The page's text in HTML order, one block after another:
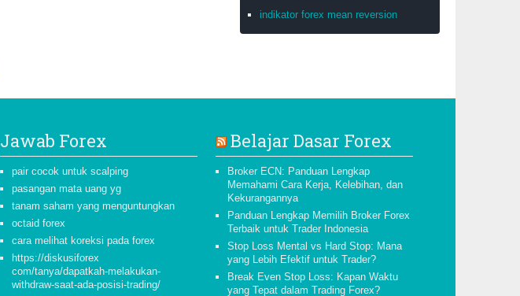
indikator forex mean reversion
Jawab Forex
pair cocok untuk scalping
pasangan mata uang yg
tanam saham yang menguntungkan
octaid forex
cara melihat koreksi pada forex
https://diskusiforex
com/tanya/dapatkah-melakukan-
withdraw-saat-ada-posisi-trading/
Belajar Dasar Forex
Broker ECN: Panduan Lengkap
Memahami Cara Kerja, Kelebihan, dan
Kekurangannya
Panduan Lengkap Memilih Broker Forex
Terbaik untuk Trader Indonesia
Stop Loss Mental vs Hard Stop: Mana
yang Lebih Efektif untuk Trader?
Break Even Stop Loss: Kapan Waktu
yang Tepat dalam Trading Forex?